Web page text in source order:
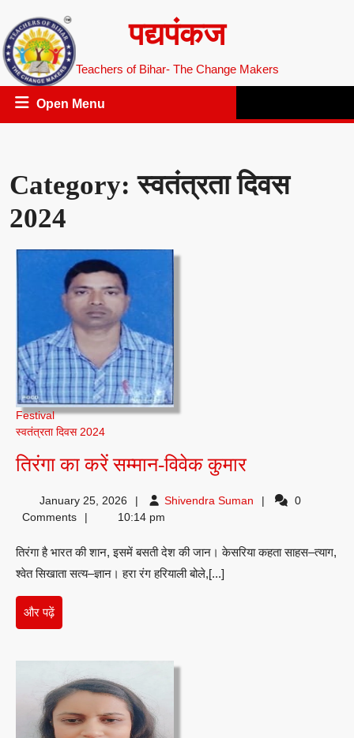
to
content
पद्यपंकज
Teachers of Bihar- The Change Makers
Open Menu
Category:स्वतंत्रता दिवस
2024
Festival
स्वतंत्रता दिवस 2024
तिरंगा का करें सम्मान-विवेक कुमारतिरंगा
करें
विवेक
January 25, 2026 Shivendra Suman Shivendra
0
Comments
10:14 pm
तिरंगा है भारत की शान, इसमें बसती देश की जान। केसरिया कहता साहस–त्याग,
श्वेत सिखाता सत्य–ज्ञान। हरा रंग हरियाली बोले,[...]
और पढ़ेंऔर
पढ़ें